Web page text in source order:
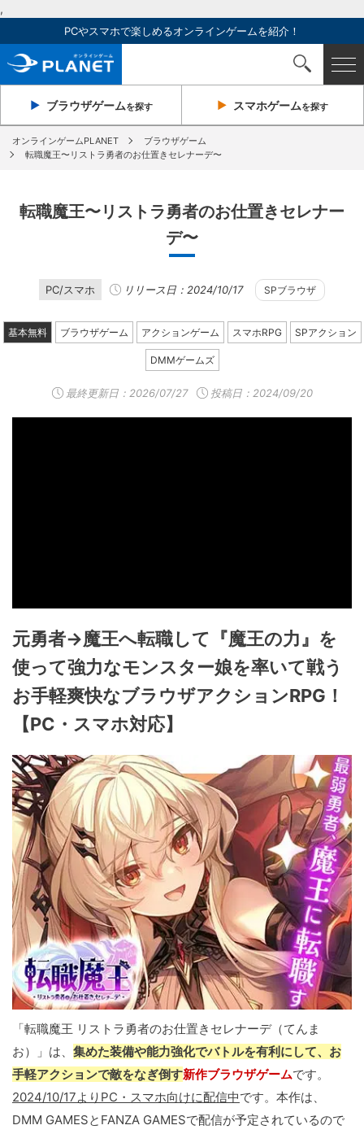
,
PCやスマホで楽しめるオンラインゲームを紹介！
ブラウザゲームを探す スマホゲームを探す
オンラインゲームPLANET
ブラウザゲーム
転職魔王〜リストラ勇者のお仕置きセレナーデ〜
転職魔王〜リストラ勇者のお仕置きセレナー
デ〜
PC/スマホ リリース日：2024/10/17 SPブラウザ
基本無料 ブラウザゲーム アクションゲーム スマホRPG SPアクション
DMMゲームズ
最終更新日： 2026/07/27 投稿日：2024/09/20
元勇者→魔王へ転職して『魔王の力』を
使って強力なモンスター娘を率いて戦う
お手軽爽快なブラウザアクションRPG！
【PC・スマホ対応】
「転職魔王 リストラ勇者のお仕置きセレナーデ（てんま
お）」は、 集めた装備や能力強化でバトルを有利にして、お
手軽アクションで敵をなぎ倒す新作ブラウザゲームです。
2024/10/17よりPC・スマホ向けに配信中です。本作は、
DMM GAMESとFANZA GAMESで配信が予定されているので